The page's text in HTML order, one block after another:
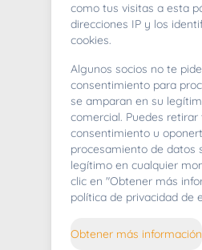
Whoops! Lo
como tus visitas a esta
direcciones IP y los
cookies.
Algunos socios no te
consentimiento para
se amparan en su
comercial. Puedes retirar
consentimiento u
procesamiento de datos
legítimo en cualquier
clic en "Obtener más
política de privacidad de
Obtener más información